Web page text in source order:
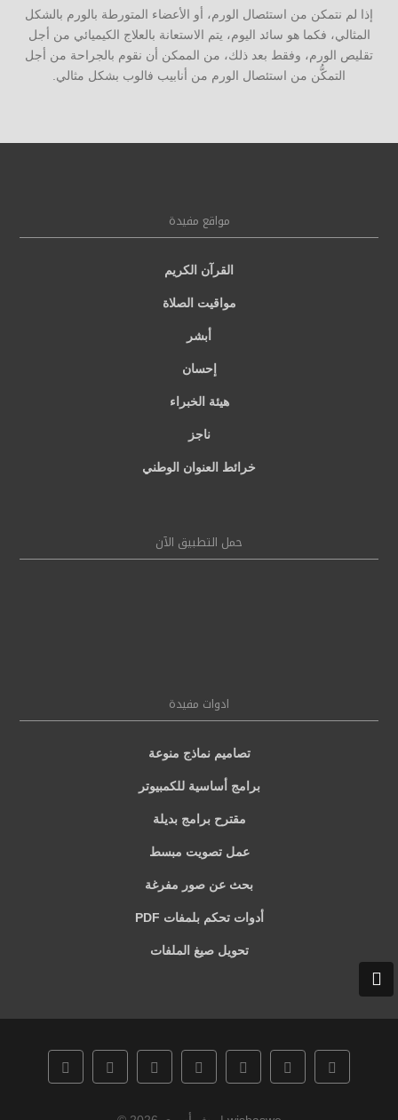
إذا لم نتمكن من استئصال الورم، أو الأعضاء المتورطة بالورم بالشكل
المثالي، فكما هو سائد اليوم، يتم الاستعانة بالعلاج الكيميائي من أجل
تقليص الورم، وفقط بعد ذلك، من الممكن أن نقوم بالجراحة من أجل
التمكُّن من استئصال الورم من أنابيب فالوب بشكل مثالي.
مواقع مفيدة
القرآن الكريم
مواقيت الصلاة
أبشر
إحسان
هيئة الخبراء
ناجز
خرائط العنوان الوطني
حمل التطبيق الآن
ادوات مفيدة
تصاميم نماذج منوعة
برامج أساسية للكمبيوتر
مقترح برامج بديلة
عمل تصويت مبسط
بحث عن صور مفرغة
أدوات تحكم بلمفات PDF
تحويل صيغ الملفات